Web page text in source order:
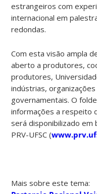
estrangeiros com
internacional em
redondas.
Com esta visão ampla
aberto a produtores,
produtores,
indústrias,
governamentais. O
informações a respeito
será disponibilizado em
PRV-UFSC (
Mais sobre este tema: